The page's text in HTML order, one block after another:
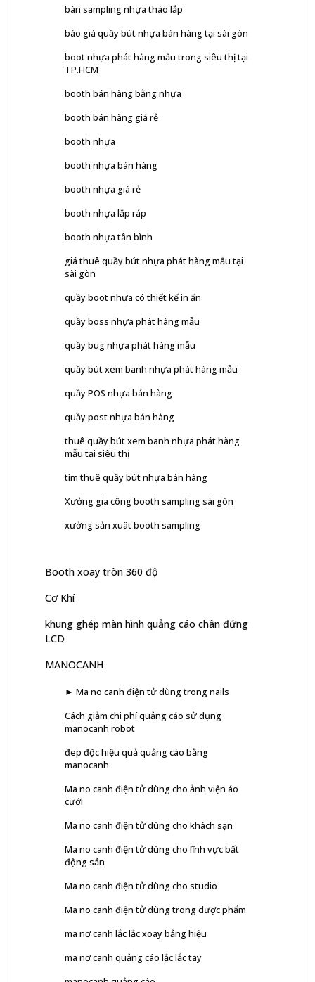
bàn sampling nhựa tháo lắp
báo giá quầy bút nhựa bán hàng tại sài gòn
boot nhựa phát hàng mẫu trong siêu thị tại
TP.HCM
booth bán hàng bằng nhựa
booth bán hàng giá rẻ
booth nhựa
booth nhựa bán hàng
booth nhựa giá rẻ
booth nhựa lắp ráp
booth nhựa tân bình
giá thuê quầy bút nhựa phát hàng mẫu tại
sài gòn
quầy boot nhựa có thiết kế in ấn
quầy boss nhựa phát hàng mẫu
quầy bug nhựa phát hàng mẫu
quầy bút xem banh nhựa phát hàng mẫu
quầy POS nhựa bán hàng
quầy post nhựa bán hàng
thuê quầy bút xem banh nhựa phát hàng
mẫu tại siêu thị
tìm thuê quầy bút nhựa bán hàng
Xưởng gia công booth sampling sài gòn
xưởng sản xuât booth sampling
Booth xoay tròn 360 độ
Cơ Khí
khung ghép màn hình quảng cáo chân đứng
LCD
MANOCANH
► Ma no canh điện tử dùng trong nails
Cách giảm chi phí quảng cáo sử dụng
manocanh robot
đep độc hiệu quả quảng cáo bằng
manocanh
Ma no canh điện tử dùng cho ảnh viện áo
cưới
Ma no canh điện tử dùng cho khách sạn
Ma no canh điện tử dùng cho lĩnh vực bất
động sản
Ma no canh điện tử dùng cho studio
Ma no canh điện tử dùng trong dược phẩm
ma nơ canh lắc lắc xoay bảng hiệu
ma nơ canh quảng cáo lắc lắc tay